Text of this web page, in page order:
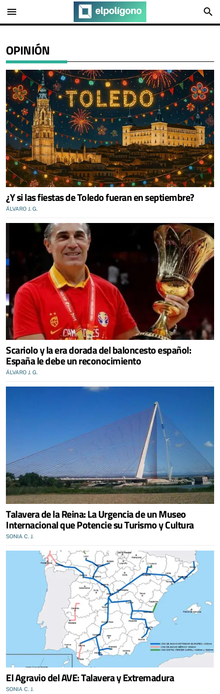
menu search
OPINIÓN
¿Y si las fiestas de Toledo fueran en septiembre?
ÁLVARO J. G.
Scariolo y la era dorada del baloncesto español:
España le debe un reconocimiento
ÁLVARO J. G.
Talavera de la Reina: La Urgencia de un Museo
Internacional que Potencie su Turismo y Cultura
SONIA C. J.
El Agravio del AVE: Talavera y Extremadura
SONIA C. J.